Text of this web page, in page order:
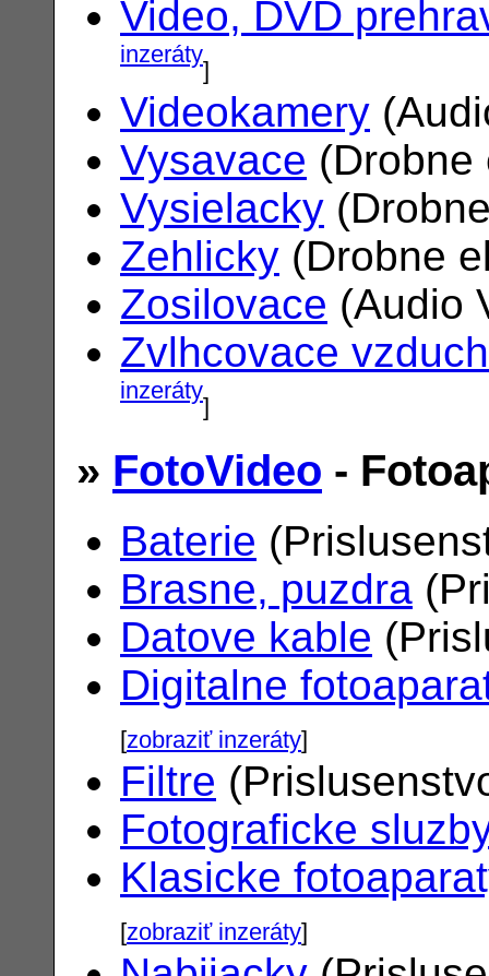
Video, DVD
inzeráty]
Videokamery
Vysavace
Vysielacky
Zehlicky (Drobne
Zosilovace (Audio
Zvlhcovace
inzeráty]
» FotoVideo -
Baterie
Brasne, puzdra
Datove kable
Digitalne
[zobraziť inzeráty]
Filtre
Fotograficke
Klasicke
[zobraziť inzeráty]